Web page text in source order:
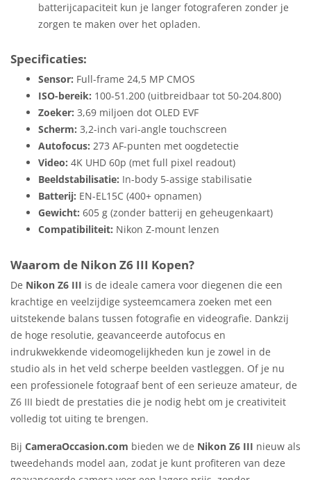
batterijcapaciteit kun je langer fotograferen zonder je
zorgen te maken over het opladen.
Specificaties:
Sensor: Full-frame 24,5 MP CMOS
ISO-bereik: 100-51.200 (uitbreidbaar tot 50-204.800)
Zoeker: 3,69 miljoen dot OLED EVF
Scherm: 3,2-inch vari-angle touchscreen
Autofocus: 273 AF-punten met oogdetectie
Video: 4K UHD 60p (met full pixel readout)
Beeldstabilisatie: In-body 5-assige stabilisatie
Batterij: EN-EL15C (400+ opnamen)
Gewicht: 605 g (zonder batterij en geheugenkaart)
Compatibiliteit: Nikon Z-mount lenzen
Waarom de Nikon Z6 III Kopen?
De Nikon Z6 III is de ideale camera voor diegenen die een
krachtige en veelzijdige systeemcamera zoeken met een
uitstekende balans tussen fotografie en videografie. Dankzij
de hoge resolutie, geavanceerde autofocus en
indrukwekkende videomogelijkheden kun je zowel in de
studio als in het veld scherpe beelden vastleggen. Of je nu
een professionele fotograaf bent of een serieuze amateur, de
Z6 III biedt de prestaties die je nodig hebt om je creativiteit
volledig tot uiting te brengen.
Bij CameraOccasion.com bieden we de Nikon Z6 III nieuw als
tweedehands model aan, zodat je kunt profiteren van deze